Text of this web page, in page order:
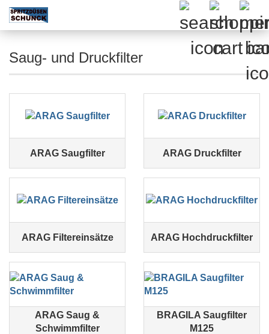
Saug- und Druckfilter
ARAG Saugfilter ARAG Druckfilter
ARAG Filtereinsätze ARAG Hochdruckfilter
ARAG Saug &
Schwimmfilter
BRAGILA Saugfilter
M125